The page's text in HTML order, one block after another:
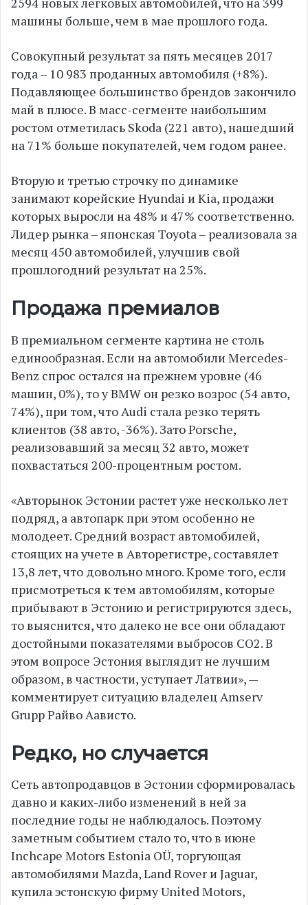
машины больше, чем в мае прошлого года.
Совокупный результат за пять месяцев 2017
года – 10 983 проданных автомобиля (+8%).
Подавляющее большинство брендов закончило
май в плюсе. В масс-сегменте наибольшим
ростом отметилась Skoda (221 авто), нашедший
на 71% больше покупателей, чем годом ранее.
Вторую и третью строчку по динамике
занимают корейские Hyundai и Kia, продажи
которых выросли на 48% и 47% соответственно.
Лидер рынка – японская Toyota – реализовала за
месяц 450 автомобилей, улучшив свой
прошлогодний результат на 25%.
Продажа премиалов
В премиальном сегменте картина не столь
единообразная. Если на автомобили Mercedes-
Benz спрос остался на прежнем уровне (46
машин, 0%), то у BMW он резко возрос (54 авто,
74%), при том, что Audi стала резко терять
клиентов (38 авто, -36%). Зато Porsche,
реализовавший за месяц 32 авто, может
похвастаться 200-процентным ростом.
«Авторынок Эстонии растет уже несколько лет
подряд, а автопарк при этом особенно не
молодеет. Средний возраст автомобилей,
стоящих на учете в Авторегистре, составялет
13,8 лет, что довольно много. Кроме того, если
присмотреться к тем автомобилям, которые
прибывают в Эстонию и регистрируются здесь,
то выяснится, что далеко не все они обладают
достойными показателями выбросов СО2. В
этом вопросе Эстония выглядит не лучшим
образом, в частности, уступает Латвии», —
комментирует ситуацию владелец Amserv
Grupp Райво Аависто.
Редко, но случается
Сеть автопродавцов в Эстонии сформировалась
давно и каких-либо изменений в ней за
последние годы не наблюдалось. Поэтому
заметным событием стало то, что в июне
Inchcape Motors Estonia OÜ, торгующая
автомобилями Mazda, Land Rover и Jaguar,
купила эстонскую фирму United Motors,